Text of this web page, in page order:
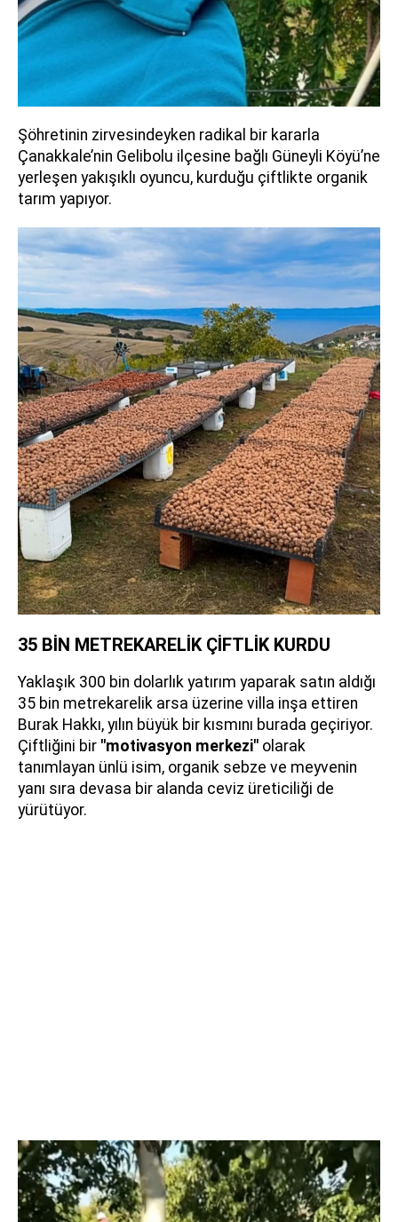
Şöhretinin zirvesindeyken radikal bir kararla
Çanakkale’nin Gelibolu ilçesine bağlı Güneyli Köyü’ne
yerleşen yakışıklı oyuncu, kurduğu çiftlikte organik
tarım yapıyor.
35 BİN METREKARELİK ÇİFTLİK KURDU
Yaklaşık 300 bin dolarlık yatırım yaparak satın aldığı
35 bin metrekarelik arsa üzerine villa inşa ettiren
Burak Hakkı, yılın büyük bir kısmını burada geçiriyor.
Çiftliğini bir "motivasyon merkezi" olarak
tanımlayan ünlü isim, organik sebze ve meyvenin
yanı sıra devasa bir alanda ceviz üreticiliği de
yürütüyor.